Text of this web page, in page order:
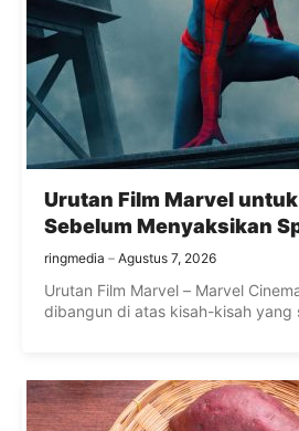
Urutan Film Marvel
Sebelum Menyaksikan
Brand New Day
ringmedia Agustus 7, 2026
Urutan Film Marvel – Marvel
dibangun di atas kisah-kisah yang